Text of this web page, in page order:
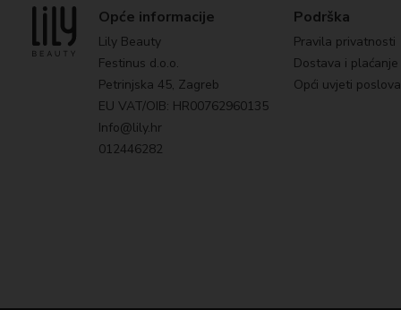
Opće informacije
Lily Beauty
Festinus d.o.o.
Petrinjska 45, Zagreb
EU VAT/OIB: HR00762960135
Info@lily.hr
012446282
Podrška
Pravila privatnosti
Dostava i plaćanje
Opći uvjeti